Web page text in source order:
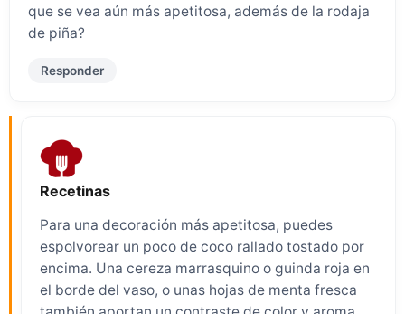
que se vea aún más apetitosa, además de la rodaja
de piña?
Responder
Recetinas
Para una decoración más apetitosa, puedes
espolvorear un poco de coco rallado tostado por
encima. Una cereza marrasquino o guinda roja en
el borde del vaso, o unas hojas de menta fresca